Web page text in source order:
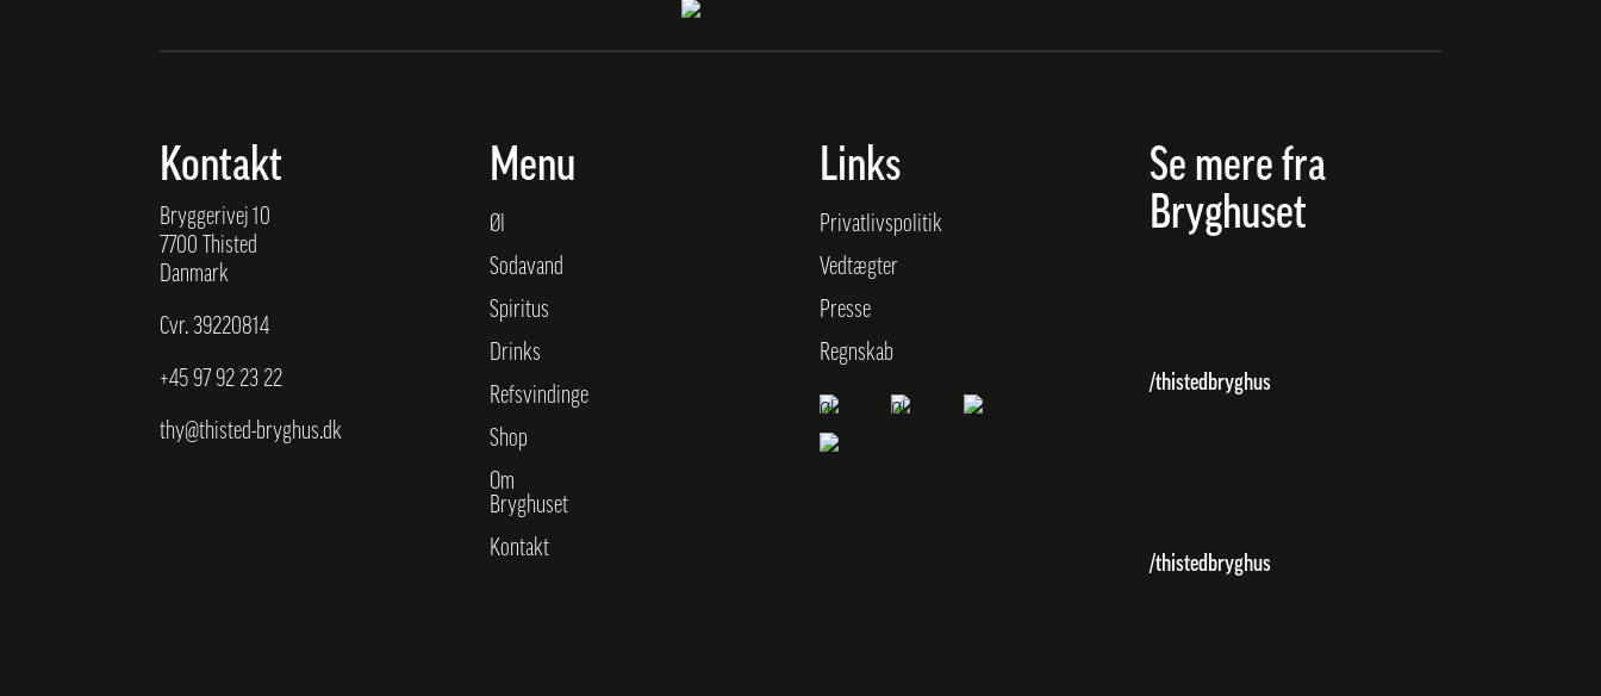
Kontakt
Bryggerivej 10
7700 Thisted
Danmark
Cvr. 39220814
+4597 92 23 22
thy@thisted-bryghus.dk
Menu
Øl
Sodavand
Spiritus
Drinks
Refsvindinge
Shop
Om
Bryghuset
Kontakt
Links
Privatlivspolitik
Vedtægter
Presse
Regnskab
Se mere fra
Bryghuset
/thistedbryghus
/thistedbryghus